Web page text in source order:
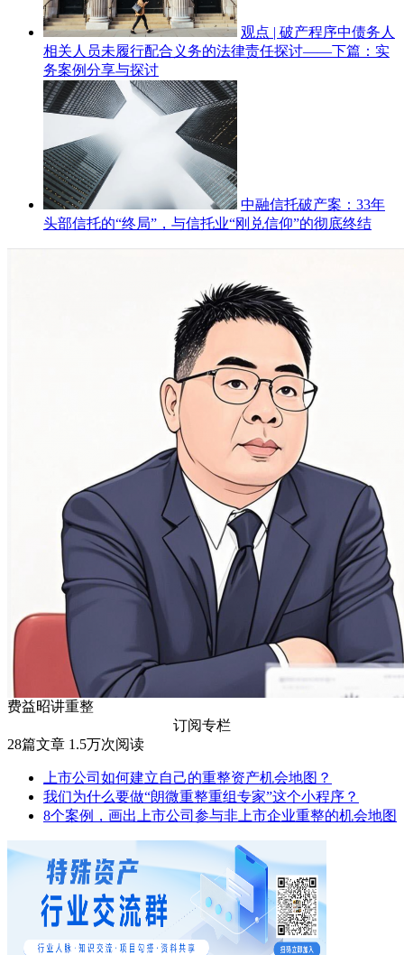
观点 | 破产程序中债务人
相关人员未履行配合义务的法律责任探讨——下篇：实
务案例分享与探讨
中融信托破产案：33年
头部信托的“终局”，与信托业“刚兑信仰”的彻底终结
费益昭讲重整
订阅专栏
28篇文章 1.5万次阅读
上市公司如何建立自己的重整资产机会地图？
我们为什么要做“朗微重整重组专家”这个小程序？
8个案例，画出上市公司参与非上市企业重整的机会地图